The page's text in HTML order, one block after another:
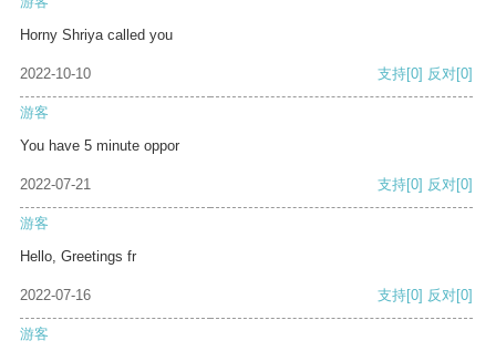
Horny Shriya called you
2022-10-10 支持[0] 反对[0]
游客
You have 5 minute oppor
2022-07-21 支持[0] 反对[0]
游客
Hello, Greetings fr
2022-07-16 支持[0] 反对[0]
游客